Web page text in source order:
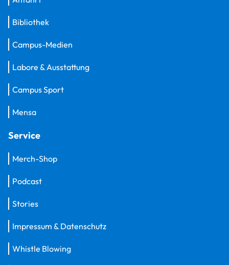
Bibliothek
Campus-Medien
Labore & Ausstattung
Campus Sport
Mensa
Service
Merch-Shop
Podcast
Stories
Impressum & Datenschutz
Whistle Blowing